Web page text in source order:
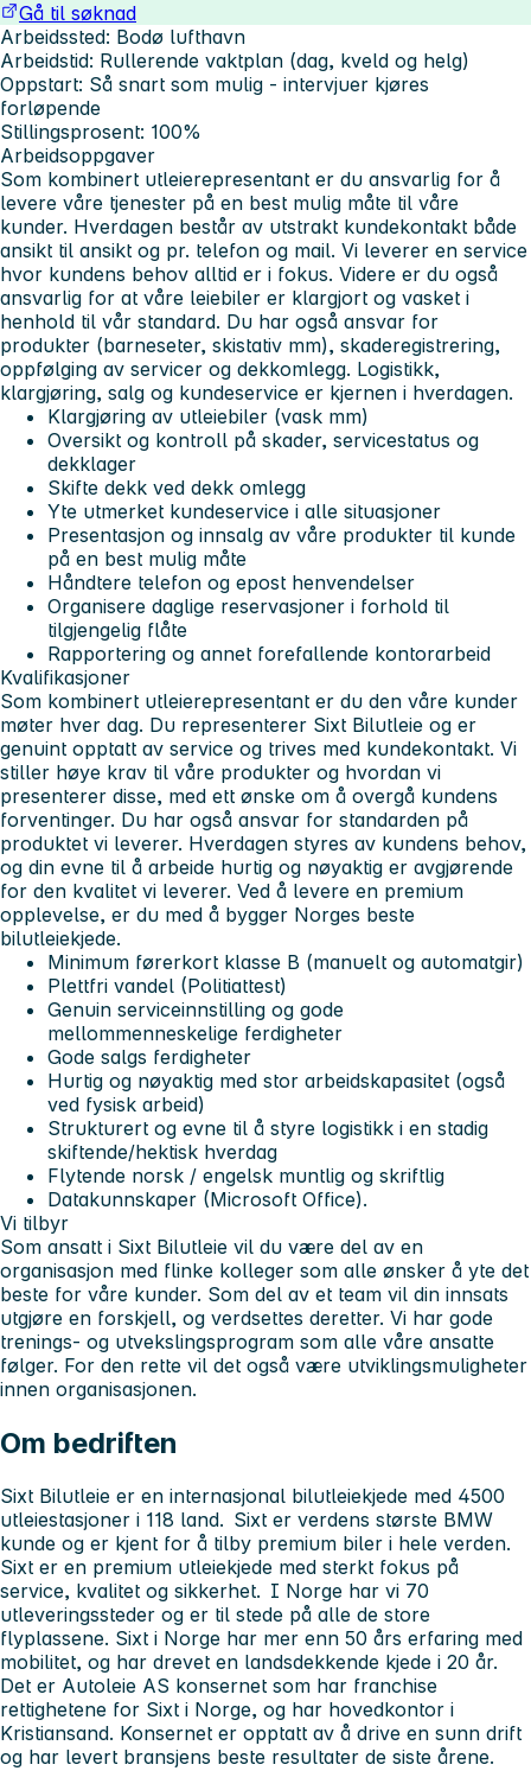
Gå til søknad
Arbeidssted: Bodø lufthavn
Arbeidstid: Rullerende vaktplan (dag, kveld og helg)
Oppstart: Så snart som mulig - intervjuer kjøres
forløpende
Stillingsprosent: 100%
Arbeidsoppgaver
Som kombinert utleierepresentant er du ansvarlig for å
levere våre tjenester på en best mulig måte til våre
kunder. Hverdagen består av utstrakt kundekontakt både
ansikt til ansikt og pr. telefon og mail. Vi leverer en service
hvor kundens behov alltid er i fokus. Videre er du også
ansvarlig for at våre leiebiler er klargjort og vasket i
henhold til vår standard. Du har også ansvar for
produkter (barneseter, skistativ mm), skaderegistrering,
oppfølging av servicer og dekkomlegg. Logistikk,
klargjøring, salg og kundeservice er kjernen i hverdagen.
Klargjøring av utleiebiler (vask mm)
Oversikt og kontroll på skader, servicestatus og
dekklager
Skifte dekk ved dekk omlegg
Yte utmerket kundeservice i alle situasjoner
Presentasjon og innsalg av våre produkter til kunde
på en best mulig måte
Håndtere telefon og epost henvendelser
Organisere daglige reservasjoner i forhold til
tilgjengelig flåte
Rapportering og annet forefallende kontorarbeid
Kvalifikasjoner
Som kombinert utleierepresentant er du den våre kunder
møter hver dag. Du representerer Sixt Bilutleie og er
genuint opptatt av service og trives med kundekontakt. Vi
stiller høye krav til våre produkter og hvordan vi
presenterer disse, med ett ønske om å overgå kundens
forventinger. Du har også ansvar for standarden på
produktet vi leverer. Hverdagen styres av kundens behov,
og din evne til å arbeide hurtig og nøyaktig er avgjørende
for den kvalitet vi leverer. Ved å levere en premium
opplevelse, er du med å bygger Norges beste
bilutleiekjede.
Minimum førerkort klasse B (manuelt og automatgir)
Plettfri vandel (Politiattest)
Genuin serviceinnstilling og gode
mellommenneskelige ferdigheter
Gode salgs ferdigheter
Hurtig og nøyaktig med stor arbeidskapasitet (også
ved fysisk arbeid)
Strukturert og evne til å styre logistikk i en stadig
skiftende/hektisk hverdag
Flytende norsk / engelsk muntlig og skriftlig
Datakunnskaper (Microsoft Office).
Vi tilbyr
Som ansatt i Sixt Bilutleie vil du være del av en
organisasjon med flinke kolleger som alle ønsker å yte det
beste for våre kunder. Som del av et team vil din innsats
utgjøre en forskjell, og verdsettes deretter. Vi har gode
trenings- og utvekslingsprogram som alle våre ansatte
følger. For den rette vil det også være utviklingsmuligheter
innen organisasjonen.
Om bedriften
Sixt Bilutleie er en internasjonal bilutleiekjede med 4500
utleiestasjoner i 118 land. Sixt er verdens største BMW
kunde og er kjent for å tilby premium biler i hele verden.
Sixt er en premium utleiekjede med sterkt fokus på
service, kvalitet og sikkerhet. I Norge har vi 70
utleveringssteder og er til stede på alle de store
flyplassene. Sixt i Norge har mer enn 50 års erfaring med
mobilitet, og har drevet en landsdekkende kjede i 20 år.
Det er Autoleie AS konsernet som har franchise
rettighetene for Sixt i Norge, og har hovedkontor i
Kristiansand. Konsernet er opptatt av å drive en sunn drift
og har levert bransjens beste resultater de siste årene.